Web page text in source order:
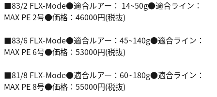
■83/2 FLX-Mode●適合ルアー： 14~50g●適合ライン：
MAX PE 2号●価格：46000円(税抜)
■83/6 FLX-Mode●適合ルアー：45~140g●適合ライン：
MAX PE 6号●価格：53000円(税抜)
■81/8 FLX-Mode●適合ルアー：60~180g●適合ライン：
MAX PE 8号●価格：55000円(税抜)